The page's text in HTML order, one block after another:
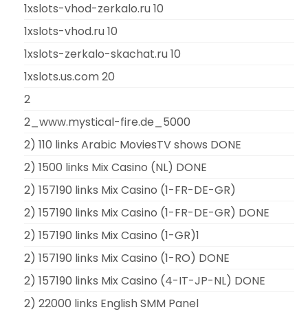
1xslots-vhod-zerkalo.ru 10
1xslots-vhod.ru 10
1xslots-zerkalo-skachat.ru 10
1xslots.us.com 20
2
2_www.mystical-fire.de_5000
2) 110 links Arabic MoviesTV shows DONE
2) 1500 links Mix Casino (NL) DONE
2) 157190 links Mix Casino (1-FR-DE-GR)
2) 157190 links Mix Casino (1-FR-DE-GR) DONE
2) 157190 links Mix Casino (1-GR)1
2) 157190 links Mix Casino (1-RO) DONE
2) 157190 links Mix Casino (4-IT-JP-NL) DONE
2) 22000 links English SMM Panel